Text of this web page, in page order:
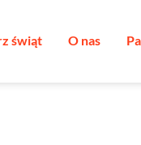
świąt O nas